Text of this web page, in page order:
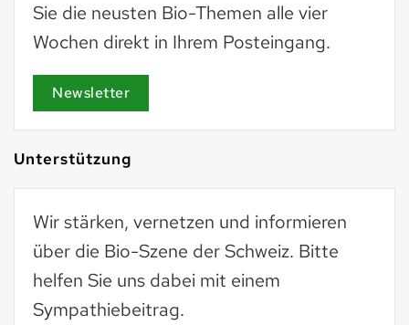
Sie die neusten Bio-Themen alle vier
Wochen direkt in Ihrem Posteingang.
Newsletter
Unterstützung
Wir stärken, vernetzen und informieren
über die Bio-Szene der Schweiz. Bitte
helfen Sie uns dabei mit einem
Sympathiebeitrag.